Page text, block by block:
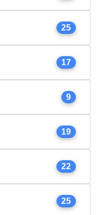
25
17
9
19
22
25